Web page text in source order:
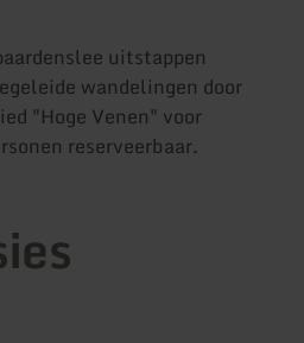
uitstappen
wandelingen door
"Hoge Venen" voor
reserveerbaar.